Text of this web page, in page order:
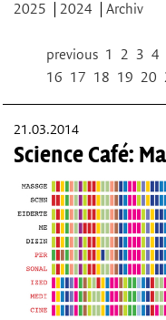
2025 2024 Archiv
previous 1 2 3 4
16 17 18 19 20
21.03.2014
Science Café: